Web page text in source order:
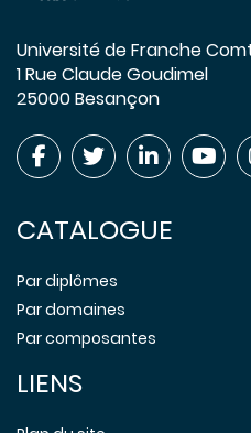
Université de Franche
1 Rue Claude Goudimel
25000 Besançon
CATALOGUE
Par diplômes
Par domaines
Par composantes
LIENS